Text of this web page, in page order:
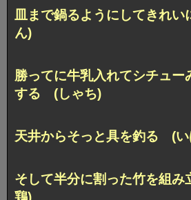
皿まで鍋るようにしてきれ
ん)
勝ってに牛乳入れてシチュー
する (しゃち)
天井からそっと具を釣る (い
そして半分に割った竹を組
鶏)